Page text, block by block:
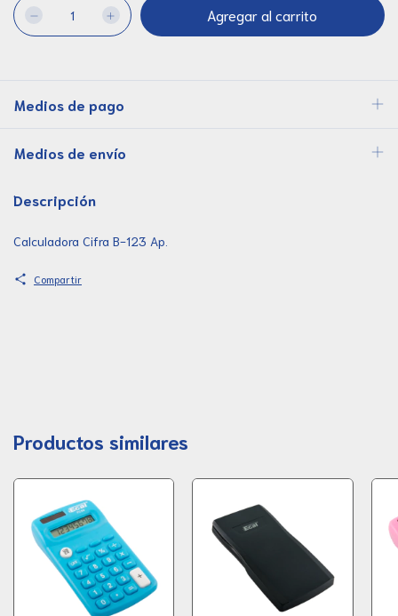
Medios de pago
Medios de envío
Descripción
Calculadora Cifra B-123 Ap.
Compartir
Productos similares